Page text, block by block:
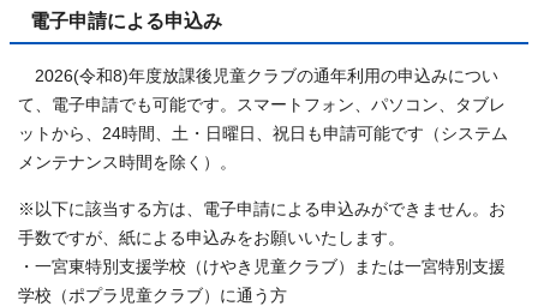
電子申請による申込み
2026(令和8)年度放課後児童クラブの通年利用の申込みについ
て、電子申請でも可能です。スマートフォン、パソコン、タブレ
ットから、24時間、土・日曜日、祝日も申請可能です（システム
メンテナンス時間を除く）。
※以下に該当する方は、電子申請による申込みができません。お
手数ですが、紙による申込みをお願いいたします。
・一宮東特別支援学校（けやき児童クラブ）または一宮特別支援
学校（ポプラ児童クラブ）に通う方